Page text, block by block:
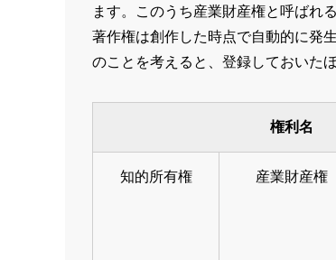
ます。このうち産業財産権と呼ばれ
著作権は創作した時点で自動的に発
のことを考えると、登録しておいた
権利名
知的所有権 産業財産権